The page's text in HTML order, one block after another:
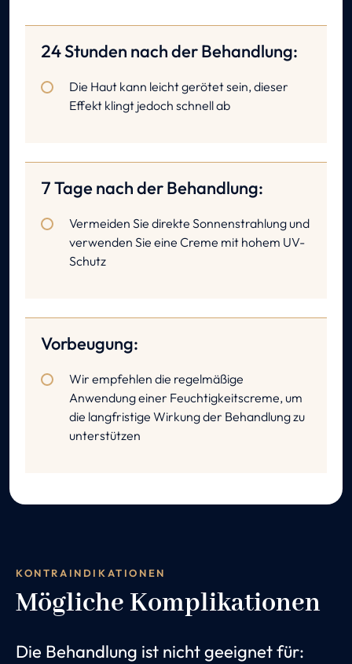
24 Stunden nach der Behandlung:
Die Haut kann leicht gerötet sein, dieser
Effekt klingt jedoch schnell ab
7 Tage nach der Behandlung:
Vermeiden Sie direkte Sonnenstrahlung und
verwenden Sie eine Creme mit hohem UV-
Schutz
Vorbeugung:
Wir empfehlen die regelmäßige
Anwendung einer Feuchtigkeitscreme, um
die langfristige Wirkung der Behandlung zu
unterstützen
KONTRAINDIKATIONEN
Mögliche Komplikationen
Die Behandlung ist nicht geeignet für: